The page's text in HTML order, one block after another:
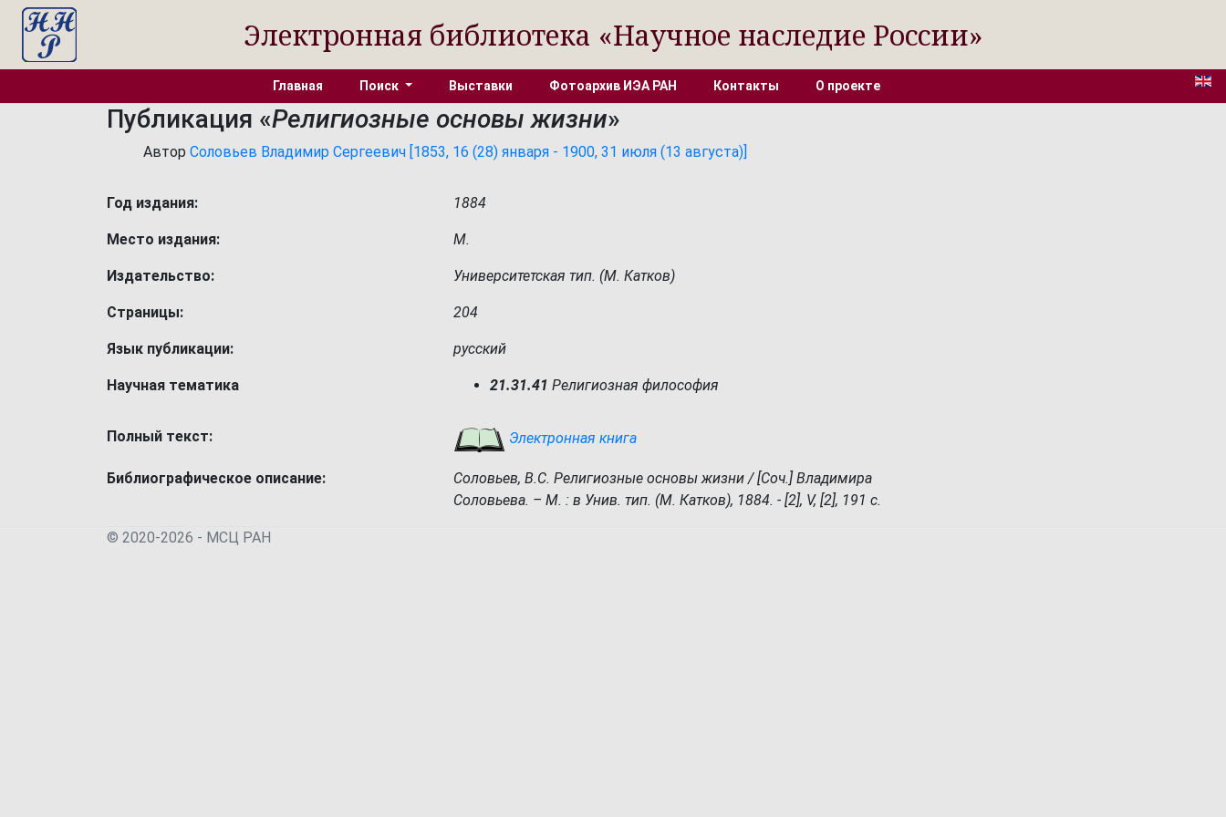
Электронная библиотека «Научное наследие России»
Главная Поиск Выставки Фотоархив ИЭА РАН Контакты О проекте
Публикация «Религиозные основы жизни»
Автор Соловьев Владимир Сергеевич [1853, 16 (28) января - 1900, 31 июля (13 августа)]
Год издания: 1884
Место издания: М.
Издательство: Университетская тип. (М. Катков)
Страницы: 204
Язык публикации: русский
Научная тематика 21.31.41 Религиозная философия
Полный текст: Электронная книга
Библиографическое описание:
Соловьев, В.С. Религиозные основы жизни / [Соч.] Владимира
Соловьева. – М. : в Унив. тип. (М. Катков), 1884. - [2], V, [2], 191 с.
© 2020-2026 - МСЦ РАН